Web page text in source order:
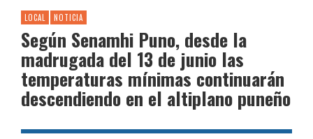
LOCAL NOTICIA
Según Senamhi Puno, desde la
madrugada del 13 de junio las
temperaturas mínimas continuarán
descendiendo en el altiplano puneño